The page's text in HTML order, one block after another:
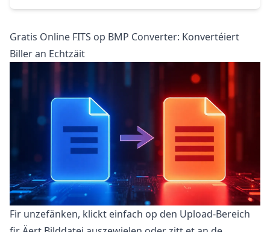
Gratis Online FITS op BMP Converter: Konvertéiert
Biller an Echtzäit
Fir unzefänken, klickt einfach op den Upload-Bereich